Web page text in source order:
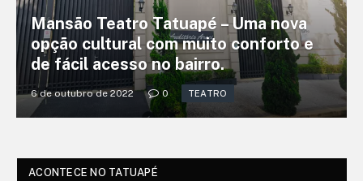
Mansão Teatro Tatuapé – Uma nova
opção cultural com muito conforto e
de fácil acesso no bairro.
6 de outubro de 2022 0 TEATRO
ACONTECE NO TATUAPÉ